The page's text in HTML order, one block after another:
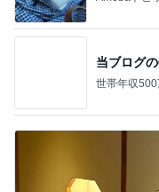
当ブログ
世帯年収